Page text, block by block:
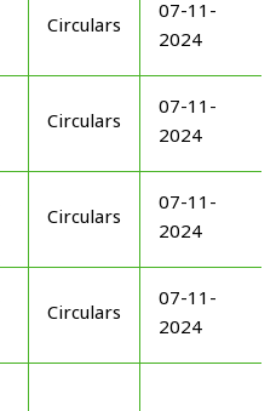
Circulars
07-11-
2024
Circulars
07-11-
2024
Circulars
07-11-
2024
Circulars
07-11-
2024